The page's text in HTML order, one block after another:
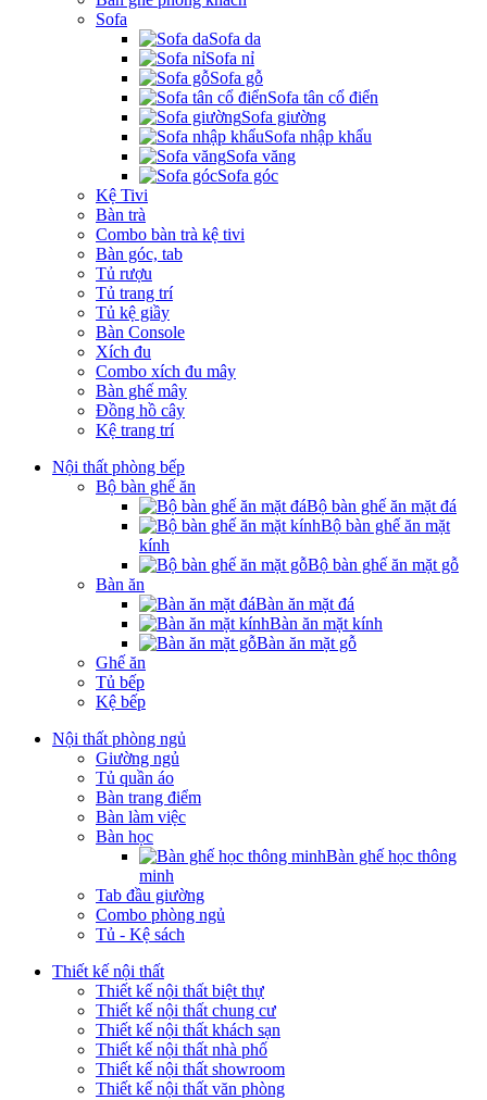
Sofa
Sofa da
Sofa nỉ
Sofa gỗ
Sofa tân cổ điển
Sofa giường
Sofa nhập khẩu
Sofa văng
Sofa góc
Kệ Tivi
Bàn trà
Combo bàn trà kệ tivi
Bàn góc, tab
Tủ rượu
Tủ trang trí
Tủ kệ giầy
Bàn Console
Xích đu
Combo xích đu mây
Bàn ghế mây
Đồng hồ cây
Kệ trang trí
Nội thất phòng bếp
Bộ bàn ghế ăn
Bộ bàn ghế ăn mặt đá
Bộ bàn ghế ăn mặt
kính
Bộ bàn ghế ăn mặt gỗ
Bàn ăn
Bàn ăn mặt đá
Bàn ăn mặt kính
Bàn ăn mặt gỗ
Ghế ăn
Tủ bếp
Kệ bếp
Nội thất phòng ngủ
Giường ngủ
Tủ quần áo
Bàn trang điểm
Bàn làm việc
Bàn học
Bàn ghế học thông
minh
Tab đầu giường
Combo phòng ngủ
Tủ - Kệ sách
Thiết kế nội thất
Thiết kế nội thất biệt thự
Thiết kế nội thất chung cư
Thiết kế nội thất khách sạn
Thiết kế nội thất nhà phố
Thiết kế nội thất showroom
Thiết kế nội thất văn phòng